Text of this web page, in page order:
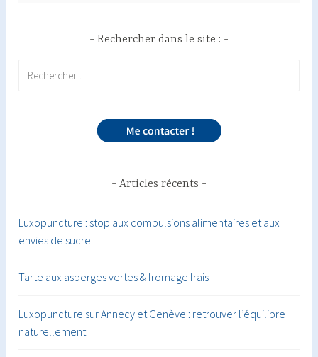
Rechercher dans le site :
Articles récents
Luxopuncture : stop aux compulsions alimentaires et aux
envies de sucre
Tarte aux asperges vertes & fromage frais
Luxopuncture sur Annecy et Genève : retrouver l’équilibre
naturellement